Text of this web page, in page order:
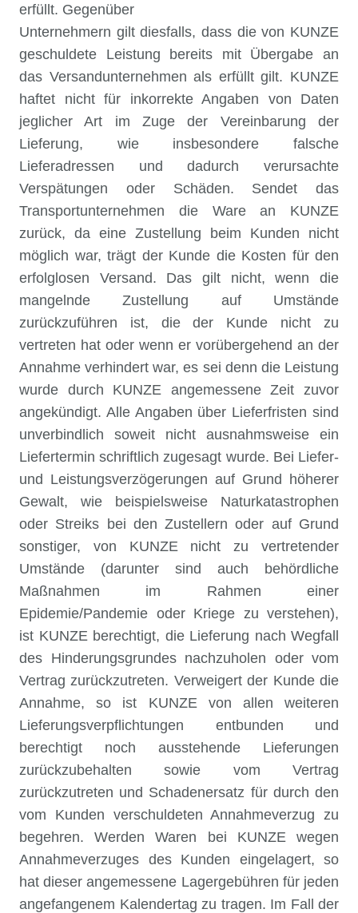
erfüllt. Gegenüber
Unternehmern gilt diesfalls, dass die von KUNZE
geschuldete Leistung bereits mit Übergabe an
das Versandunternehmen als erfüllt gilt. KUNZE
haftet nicht für inkorrekte Angaben von Daten
jeglicher Art im Zuge der Vereinbarung der
Lieferung, wie insbesondere falsche
Lieferadressen und dadurch verursachte
Verspätungen oder Schäden. Sendet das
Transportunternehmen die Ware an KUNZE
zurück, da eine Zustellung beim Kunden nicht
möglich war, trägt der Kunde die Kosten für den
erfolglosen Versand. Das gilt nicht, wenn die
mangelnde Zustellung auf Umstände
zurückzuführen ist, die der Kunde nicht zu
vertreten hat oder wenn er vorübergehend an der
Annahme verhindert war, es sei denn die Leistung
wurde durch KUNZE angemessene Zeit zuvor
angekündigt. Alle Angaben über Lieferfristen sind
unverbindlich soweit nicht ausnahmsweise ein
Liefertermin schriftlich zugesagt wurde. Bei Liefer-
und Leistungsverzögerungen auf Grund höherer
Gewalt, wie beispielsweise Naturkatastrophen
oder Streiks bei den Zustellern oder auf Grund
sonstiger, von KUNZE nicht zu vertretender
Umstände (darunter sind auch behördliche
Maßnahmen im Rahmen einer
Epidemie/Pandemie oder Kriege zu verstehen),
ist KUNZE berechtigt, die Lieferung nach Wegfall
des Hinderungsgrundes nachzuholen oder vom
Vertrag zurückzutreten. Verweigert der Kunde die
Annahme, so ist KUNZE von allen weiteren
Lieferungsverpflichtungen entbunden und
berechtigt noch ausstehende Lieferungen
zurückzubehalten sowie vom Vertrag
zurückzutreten und Schadenersatz für durch den
vom Kunden verschuldeten Annahmeverzug zu
begehren. Werden Waren bei KUNZE wegen
Annahmeverzuges des Kunden eingelagert, so
hat dieser angemessene Lagergebühren für jeden
angefangenem Kalendertag zu tragen. Im Fall der